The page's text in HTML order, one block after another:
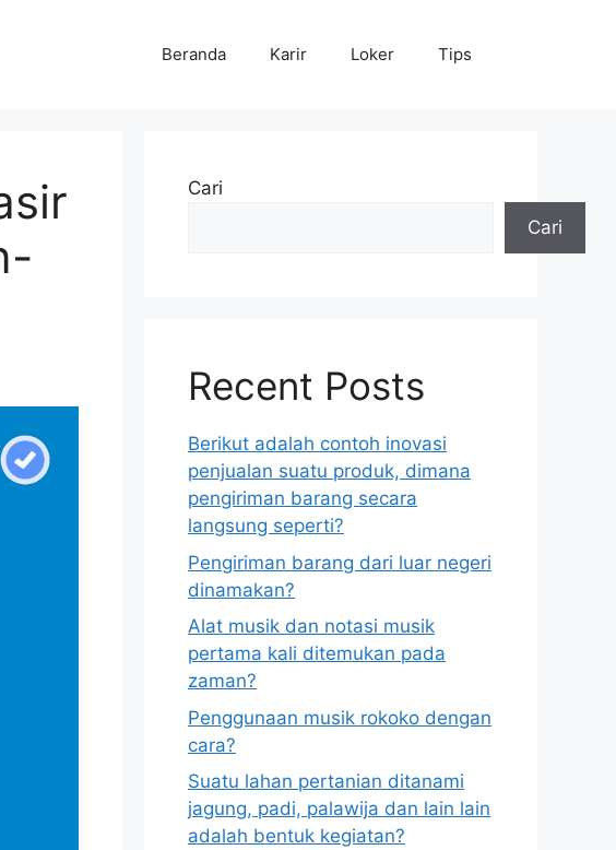
Beranda Karir Loker Tips
Cari
Cari
Recent Posts
Berikut adalah contoh inovasi
penjualan suatu produk, dimana
pengiriman barang secara
langsung seperti?
Pengiriman barang dari luar negeri
dinamakan?
Alat musik dan notasi musik
pertama kali ditemukan pada
zaman?
Penggunaan musik rokoko dengan
cara?
Suatu lahan pertanian ditanami
jagung, padi, palawija dan lain lain
adalah bentuk kegiatan?